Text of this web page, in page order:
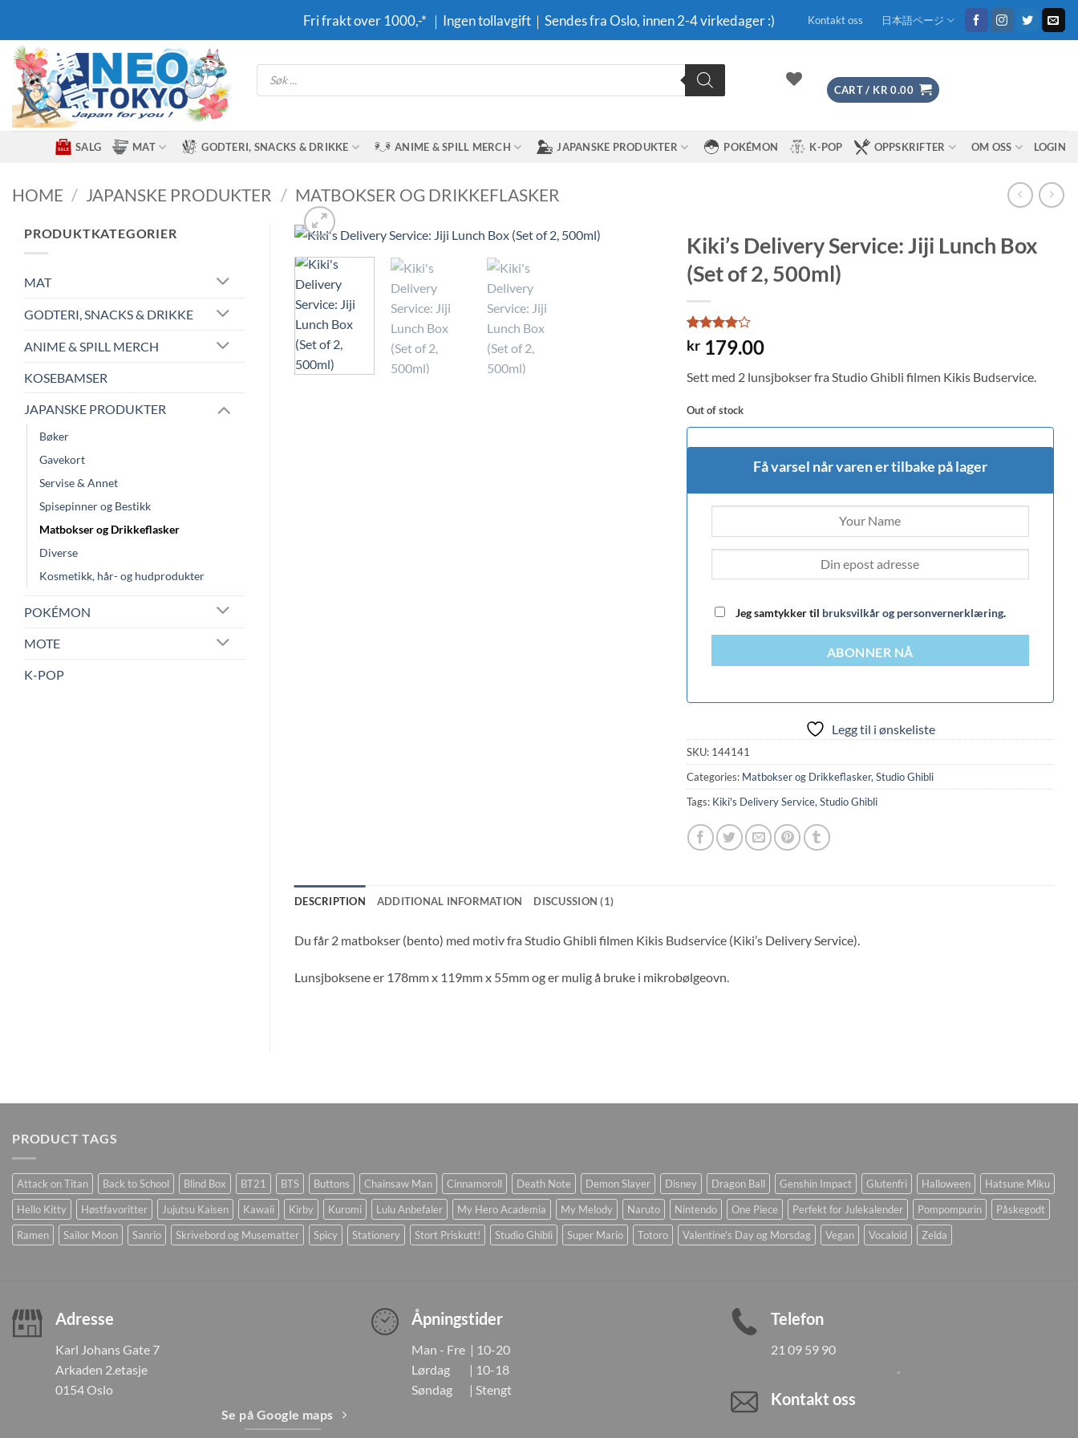
content
Fri frakt over 1000,-* ｜Ingen tollavgift｜Sendes fra Oslo, innen 2-4 virkedager :) Kontakt oss 日本語ページ
Products
search
CART / KR 0.00
SALG MAT GODTERI, SNACKS & DRIKKE ANIME & SPILL MERCH JAPANSKE PRODUKTER POKÉMON K-POP OPPSKRIFTER OM OSS LOGIN
HOME / JAPANSKE PRODUKTER / MATBOKSER OG DRIKKEFLASKER
PRODUKTKATEGORIER
MAT
GODTERI, SNACKS & DRIKKE
ANIME & SPILL MERCH
KOSEBAMSER
JAPANSKE PRODUKTER
Bøker
Gavekort
Servise & Annet
Spisepinner og Bestikk
Matbokser og Drikkeflasker
Diverse
Kosmetikk, hår- og hudprodukter
POKÉMON
MOTE
K-POP
Kiki’s Delivery Service: Jiji Lunch Box
(Set of 2, 500ml)
Rated4
out of 5
1
customer
kr179.00
Sett med 2 lunsjbokser fra Studio Ghibli filmen Kikis Budservice.
Out of stock
Få varsel når varen er tilbake på lager
Jeg samtykker til bruksvilkår og personvernerklæring.
ABONNER NÅ
Legg til i ønskeliste
SKU: 144141
Categories: Matbokser og Drikkeflasker,Studio Ghibli
Tags: Kiki's Delivery Service,Studio Ghibli
DESCRIPTION ADDITIONAL INFORMATION DISCUSSION (1)
Du får 2 matbokser (bento) med motiv fra Studio Ghibli filmen Kikis Budservice (Kiki’s Delivery Service).
Lunsjboksene er 178mm x 119mm x 55mm og er mulig å bruke i mikrobølgeovn.
PRODUCT TAGS
Attack on Titan Back to School Blind Box BT21 BTS Buttons Chainsaw Man Cinnamoroll Death Note Demon Slayer Disney Dragon Ball Genshin Impact Glutenfri Halloween
Hatsune Miku
Hello Kitty
Høstfavoritter Jujutsu Kaisen Kawaii Kirby Kuromi Lulu Anbefaler My Hero Academia My Melody Naruto Nintendo One Piece Perfekt for Julekalender Pompompurin
Påskegodt
Ramen
Sailor Moon Sanrio Skrivebord og Musematter Spicy Stationery Stort Priskutt! Studio Ghibli Super Mario Totoro Valentine's Day og Morsdag Vegan Vocaloid Zelda
Adresse
Karl Johans Gate 7
Arkaden 2.etasje
0154 Oslo
Se på Google maps
Åpningstider
Man - Fre | 10-20
Lørdag | 10-18
Søndag | Stengt
Telefon
21 09 59 90
Kontakt oss